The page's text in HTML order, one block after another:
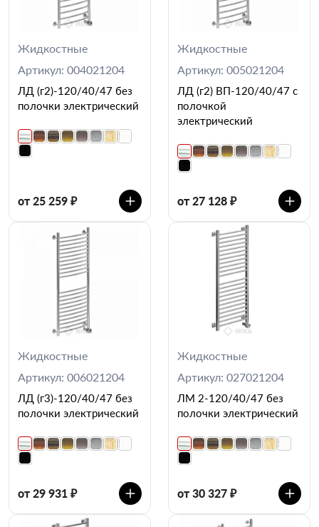
Жидкостные
Артикул: 004021204
ЛД (г2)-120/40/47 без
полочки электрический
от 25 259 ₽
Жидкостные
Артикул: 005021204
ЛД (г2) ВП-120/40/47 с
полочкой
электрический
от 27 128 ₽
Жидкостные
Артикул: 006021204
ЛД (г3)-120/40/47 без
полочки электрический
от 29 931 ₽
Жидкостные
Артикул: 027021204
ЛМ 2-120/40/47 без
полочки электрический
от 30 327 ₽